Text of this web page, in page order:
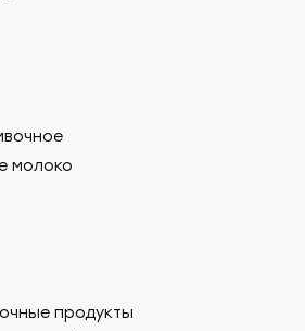
молоко
продукты